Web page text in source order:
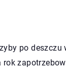
po